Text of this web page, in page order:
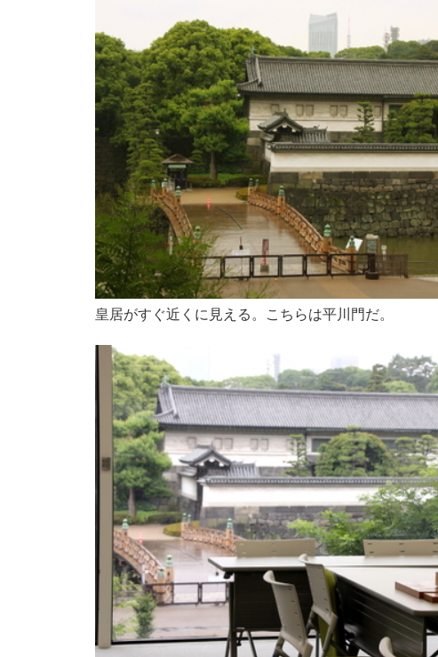
皇居がすぐ近くに見える。こちらは平川門だ。